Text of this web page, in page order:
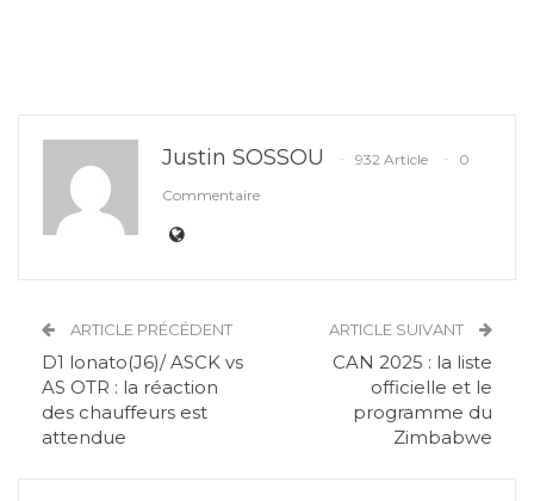
Justin SOSSOU 932 Article
0
Commentaire
ARTICLE PRÉCÉDENT
D1 lonato(J6)/ ASCK vs
AS OTR : la réaction
des chauffeurs est
attendue
ARTICLE SUIVANT
CAN 2025 : la liste
officielle et le
programme du
Zimbabwe